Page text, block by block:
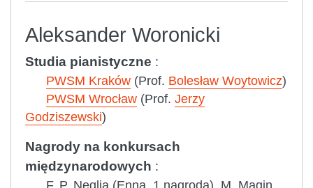
Aleksander Woronicki
Studia pianistyczne :
PWSM Kraków (Prof. Bolesław Woytowicz)
PWSM Wrocław (Prof. Jerzy
Godziszewski)
Nagrody na konkursach
międzynarodowych :
F. P. Neglia (Enna, 1 nagroda), M. Magin